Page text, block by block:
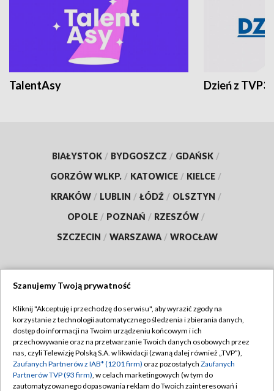
TalentAsy Dzień z TVP3
BIAŁYSTOK / BYDGOSZCZ / GDAŃSK /
GORZÓW WLKP. / KATOWICE / KIELCE /
KRAKÓW / LUBLIN / ŁÓDŹ / OLSZTYN /
OPOLE / POZNAŃ / RZESZÓW /
SZCZECIN / WARSZAWA / WROCŁAW
TVP
Abonament TVP
Emisja w TVP
Centrum informacji TVP
Regulamin TVP
Polityka prywatności
Moje zgody
Szanujemy Twoją prywatność
Kliknij "Akceptuję i przechodzę do serwisu", aby wyrazić zgody na
korzystanie z technologii automatycznego śledzenia i zbierania danych,
dostęp do informacji na Twoim urządzeniu końcowym i ich
przechowywanie oraz na przetwarzanie Twoich danych osobowych przez
nas, czyli Telewizję Polską S.A. w likwidacji (zwaną dalej również „TVP”),
Zaufanych Partnerów z IAB* (1201 firm) oraz pozostałych Zaufanych
Partnerów TVP (93 firm), w celach marketingowych (w tym do
zautomatyzowanego dopasowania reklam do Twoich zainteresowań i